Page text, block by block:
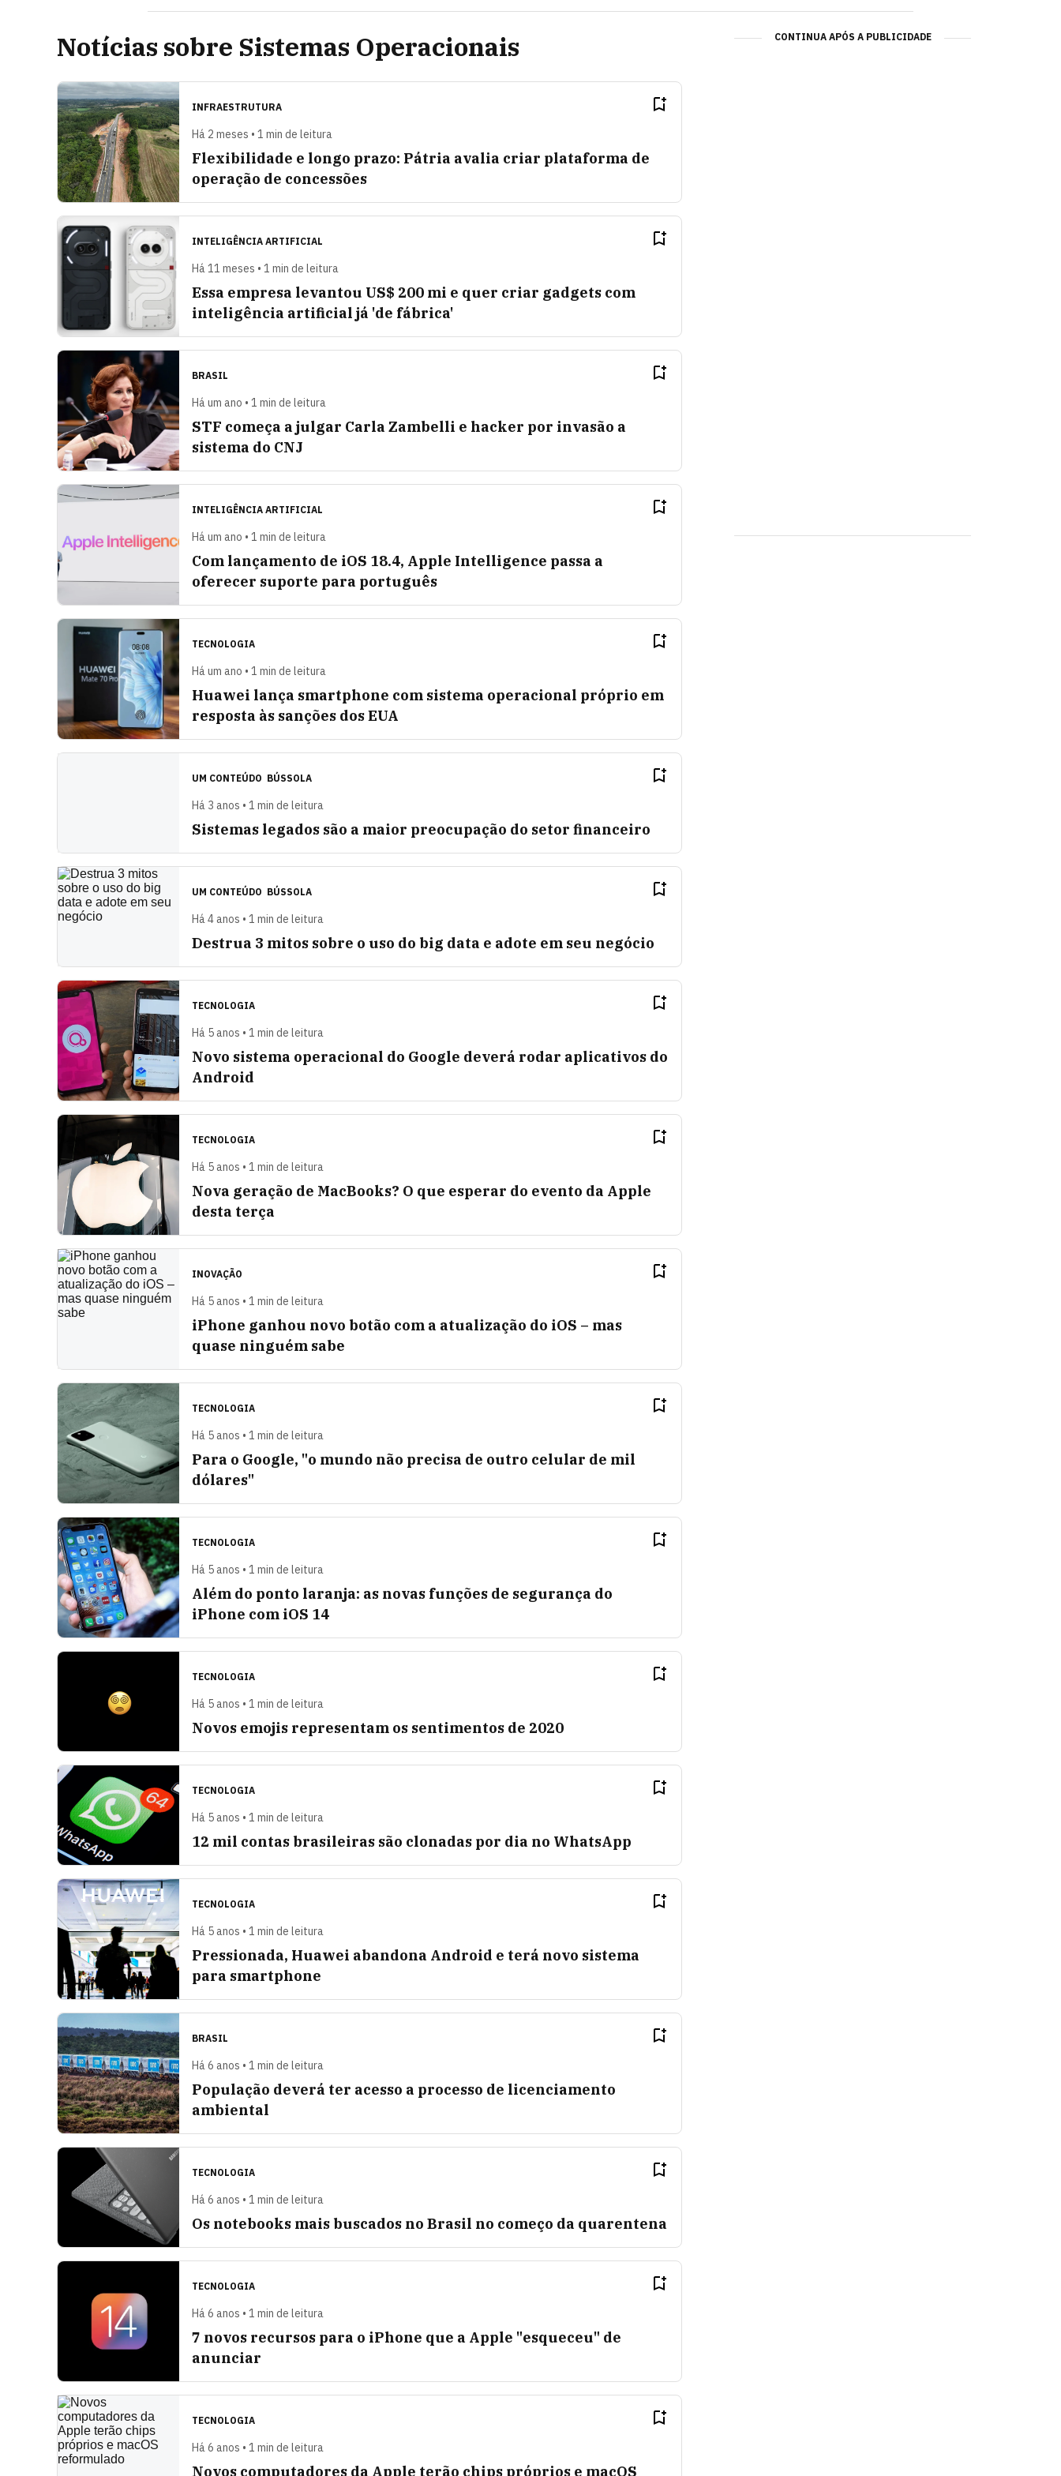
Notícias sobre Sistemas Operacionais
INFRAESTRUTURA
Há 2 meses • 1 min de leitura
Flexibilidade e longo prazo: Pátria avalia criar plataforma de
operação de concessões
INTELIGÊNCIA ARTIFICIAL
Há 11 meses • 1 min de leitura
Essa empresa levantou US$ 200 mi e quer criar gadgets com
inteligência artificial já 'de fábrica'
BRASIL
Há um ano • 1 min de leitura
STF começa a julgar Carla Zambelli e hacker por invasão a
sistema do CNJ
INTELIGÊNCIA ARTIFICIAL
Há um ano • 1 min de leitura
Com lançamento de iOS 18.4, Apple Intelligence passa a
oferecer suporte para português
TECNOLOGIA
Há um ano • 1 min de leitura
Huawei lança smartphone com sistema operacional próprio em
resposta às sanções dos EUA
UM CONTEÚDO BÚSSOLA
Há 3 anos • 1 min de leitura
Sistemas legados são a maior preocupação do setor financeiro
UM CONTEÚDO BÚSSOLA
Há 4 anos • 1 min de leitura
Destrua 3 mitos sobre o uso do big data e adote em seu negócio
TECNOLOGIA
Há 5 anos • 1 min de leitura
Novo sistema operacional do Google deverá rodar aplicativos do
Android
TECNOLOGIA
Há 5 anos • 1 min de leitura
Nova geração de MacBooks? O que esperar do evento da Apple
desta terça
INOVAÇÃO
Há 5 anos • 1 min de leitura
iPhone ganhou novo botão com a atualização do iOS – mas
quase ninguém sabe
TECNOLOGIA
Há 5 anos • 1 min de leitura
Para o Google, "o mundo não precisa de outro celular de mil
dólares"
TECNOLOGIA
Há 5 anos • 1 min de leitura
Além do ponto laranja: as novas funções de segurança do
iPhone com iOS 14
TECNOLOGIA
Há 5 anos • 1 min de leitura
Novos emojis representam os sentimentos de 2020
TECNOLOGIA
Há 5 anos • 1 min de leitura
12 mil contas brasileiras são clonadas por dia no WhatsApp
TECNOLOGIA
Há 5 anos • 1 min de leitura
Pressionada, Huawei abandona Android e terá novo sistema
para smartphone
BRASIL
Há 6 anos • 1 min de leitura
População deverá ter acesso a processo de licenciamento
ambiental
TECNOLOGIA
Há 6 anos • 1 min de leitura
Os notebooks mais buscados no Brasil no começo da quarentena
TECNOLOGIA
Há 6 anos • 1 min de leitura
7 novos recursos para o iPhone que a Apple "esqueceu" de
anunciar
TECNOLOGIA
Há 6 anos • 1 min de leitura
Novos computadores da Apple terão chips próprios e macOS
CONTINUA APÓS A PUBLICIDADE